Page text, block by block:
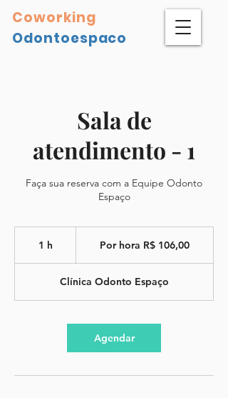
Coworking
Odontoespaco
Sala de
atendimento - 1
Faça sua reserva com a Equipe Odonto
Espaço
1 h Por hora R$ 106,00
Clínica Odonto Espaço
Agendar